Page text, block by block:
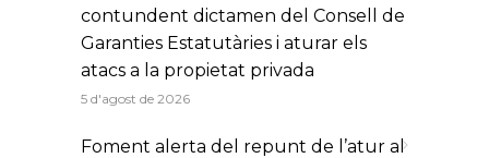
contundent dictamen del Consell de
Garanties Estatutàries i aturar els
atacs a la propietat privada
5 d'agost de 2026
Foment alerta del repunt de l’atur al